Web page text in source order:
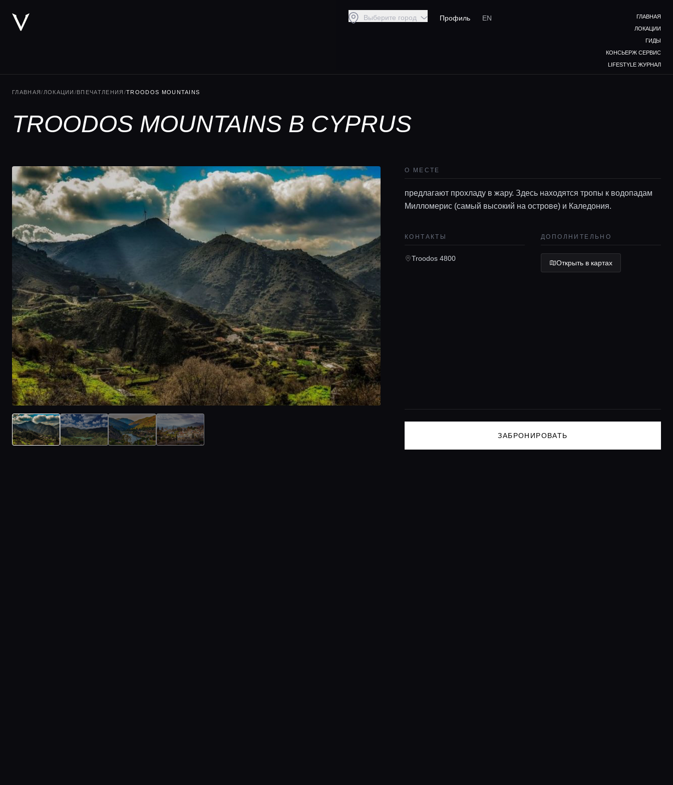
Выберите город Профиль EN
ГЛАВНАЯ
ЛОКАЦИИ
ГИДЫ
КОНСЬЕРЖ СЕРВИС
LIFESTYLE ЖУРНАЛ
ГЛАВНАЯ/ ЛОКАЦИИ /ВПЕЧАТЛЕНИЯ /TROODOS MOUNTAINS
TROODOS MOUNTAINS В CYPRUS
О МЕСТЕ
предлагают прохладу в жару. Здесь находятся тропы к водопадам
Милломерис (самый высокий на острове) и Каледония.
КОНТАКТЫ
Troodos 4800
ДОПОЛНИТЕЛЬНО
Открыть в картах
ЗАБРОНИРОВАТЬ